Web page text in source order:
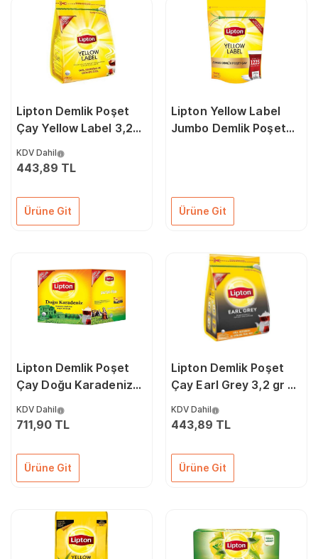
Lipton Demlik Poşet
Çay Yellow Label 3,2
KDV Dahil
443,89 TL
Ürüne Git
Lipton Yellow Label
Jumbo Demlik Poşet
Ürüne Git
Lipton Demlik Poşet
Çay Doğu Karadeniz
21006815
KDV Dahil
711,90 TL
Ürüne Git
Lipton Demlik Poşet
Çay Earl Grey 3,2 gr x
KDV Dahil
443,89 TL
Ürüne Git